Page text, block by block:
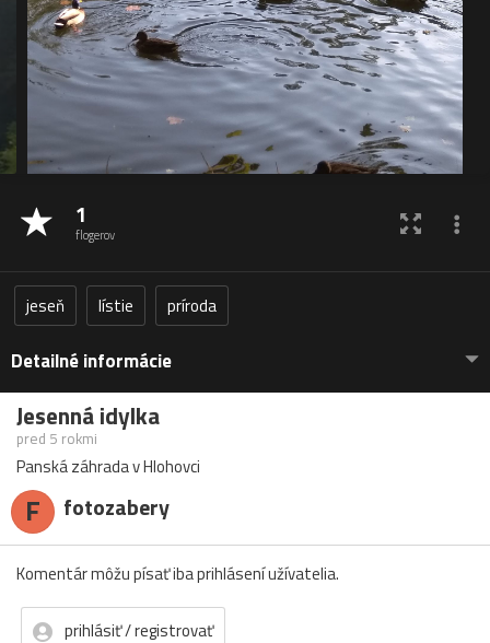
1
flogerov
jeseň lístie príroda
Detailné informácie
Jesenná idylka
pred 5 rokmi
Panská záhrada v Hlohovci
F fotozabery
Komentár môžu písať iba prihlásení užívatelia.
prihlásiť / registrovať